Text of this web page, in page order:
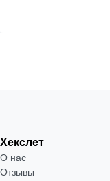
Хекслет
О нас
Отзывы